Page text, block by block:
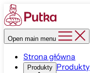
Open main menu
Strona główna
Produkty Produkty